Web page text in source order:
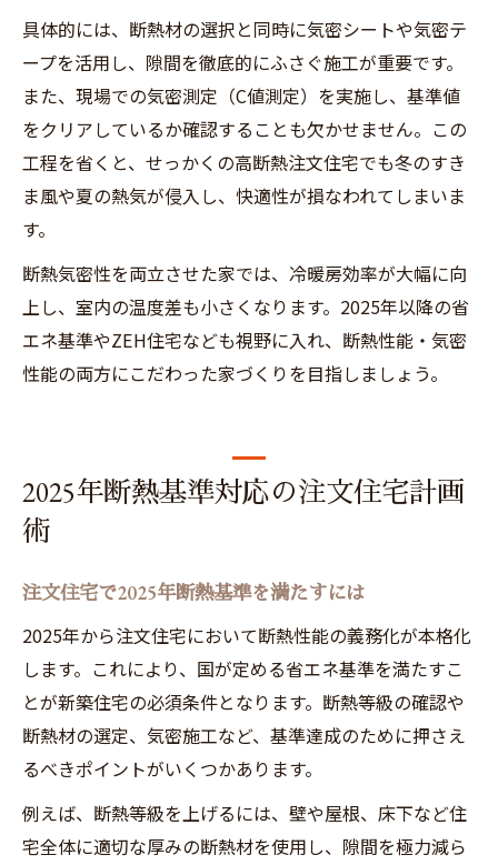
具体的には、断熱材の選択と同時に気密シートや気密テ
ープを活用し、隙間を徹底的にふさぐ施工が重要です。
また、現場での気密測定（C値測定）を実施し、基準値
をクリアしているか確認することも欠かせません。この
工程を省くと、せっかくの高断熱注文住宅でも冬のすき
ま風や夏の熱気が侵入し、快適性が損なわれてしまいま
す。
断熱気密性を両立させた家では、冷暖房効率が大幅に向
上し、室内の温度差も小さくなります。2025年以降の省
エネ基準やZEH住宅なども視野に入れ、断熱性能・気密
性能の両方にこだわった家づくりを目指しましょう。
2025年断熱基準対応の注文住宅計画
術
注文住宅で2025年断熱基準を満たすには
2025年から注文住宅において断熱性能の義務化が本格化
します。これにより、国が定める省エネ基準を満たすこ
とが新築住宅の必須条件となります。断熱等級の確認や
断熱材の選定、気密施工など、基準達成のために押さえ
るべきポイントがいくつかあります。
例えば、断熱等級を上げるには、壁や屋根、床下など住
宅全体に適切な厚みの断熱材を使用し、隙間を極力減ら